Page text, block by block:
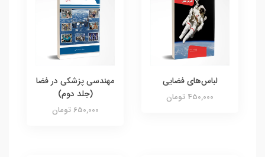
لباس‌های فضایی
450,000 تومان
مهندسی پزشکی در فضا
(جلد دوم)
650,000 تومان